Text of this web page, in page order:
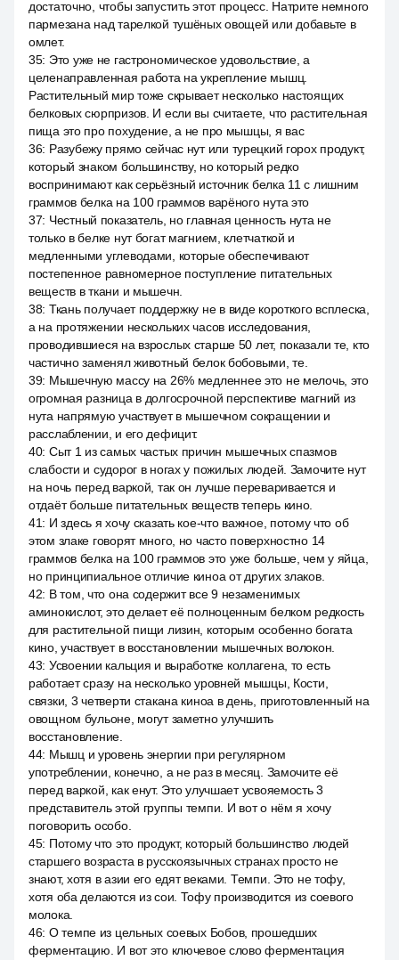
достаточно, чтобы запустить этот процесс. Натрите немного
пармезана над тарелкой тушёных овощей или добавьте в
омлет.
35: Это уже не гастрономическое удовольствие, а
целенаправленная работа на укрепление мышц.
Растительный мир тоже скрывает несколько настоящих
белковых сюрпризов. И если вы считаете, что растительная
пища это про похудение, а не про мышцы, я вас
36: Разубежу прямо сейчас нут или турецкий горох продукт,
который знаком большинству, но который редко
воспринимают как серьёзный источник белка 11 с лишним
граммов белка на 100 граммов варёного нута это
37: Честный показатель, но главная ценность нута не
только в белке нут богат магнием, клетчаткой и
медленными углеводами, которые обеспечивают
постепенное равномерное поступление питательных
веществ в ткани и мышечн.
38: Ткань получает поддержку не в виде короткого всплеска,
а на протяжении нескольких часов исследования,
проводившиеся на взрослых старше 50 лет, показали те, кто
частично заменял животный белок бобовыми, те.
39: Мышечную массу на 26% медленнее это не мелочь, это
огромная разница в долгосрочной перспективе магний из
нута напрямую участвует в мышечном сокращении и
расслаблении, и его дефицит.
40: Сыт 1 из самых частых причин мышечных спазмов
слабости и судорог в ногах у пожилых людей. Замочите нут
на ночь перед варкой, так он лучше переваривается и
отдаёт больше питательных веществ теперь кино.
41: И здесь я хочу сказать кое-что важное, потому что об
этом злаке говорят много, но часто поверхностно 14
граммов белка на 100 граммов это уже больше, чем у яйца,
но принципиальное отличие киноа от других злаков.
42: В том, что она содержит все 9 незаменимых
аминокислот, это делает её полноценным белком редкость
для растительной пищи лизин, которым особенно богата
кино, участвует в восстановлении мышечных волокон.
43: Усвоении кальция и выработке коллагена, то есть
работает сразу на несколько уровней мышцы, Кости,
связки, 3 четверти стакана киноа в день, приготовленный на
овощном бульоне, могут заметно улучшить
восстановление.
44: Мышц и уровень энергии при регулярном
употреблении, конечно, а не раз в месяц. Замочите её
перед варкой, как енут. Это улучшает усвояемость 3
представитель этой группы темпи. И вот о нём я хочу
поговорить особо.
45: Потому что это продукт, который большинство людей
старшего возраста в русскоязычных странах просто не
знают, хотя в азии его едят веками. Темпи. Это не тофу,
хотя оба делаются из сои. Тофу производится из соевого
молока.
46: О темпе из цельных соевых Бобов, прошедших
ферментацию. И вот это ключевое слово ферментация